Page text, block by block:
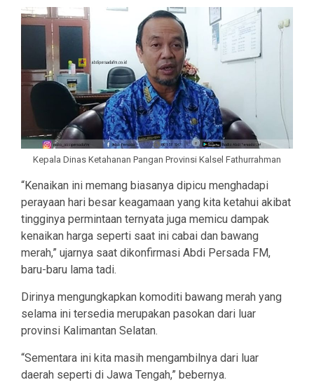
Kepala Dinas Ketahanan Pangan Provinsi Kalsel Fathurrahman
“Kenaikan ini memang biasanya dipicu menghadapi
perayaan hari besar keagamaan yang kita ketahui akibat
tingginya permintaan ternyata juga memicu dampak
kenaikan harga seperti saat ini cabai dan bawang
merah,” ujarnya saat dikonfirmasi Abdi Persada FM,
baru-baru lama tadi.
Dirinya mengungkapkan komoditi bawang merah yang
selama ini tersedia merupakan pasokan dari luar
provinsi Kalimantan Selatan.
“Sementara ini kita masih mengambilnya dari luar
daerah seperti di Jawa Tengah,” bebernya.